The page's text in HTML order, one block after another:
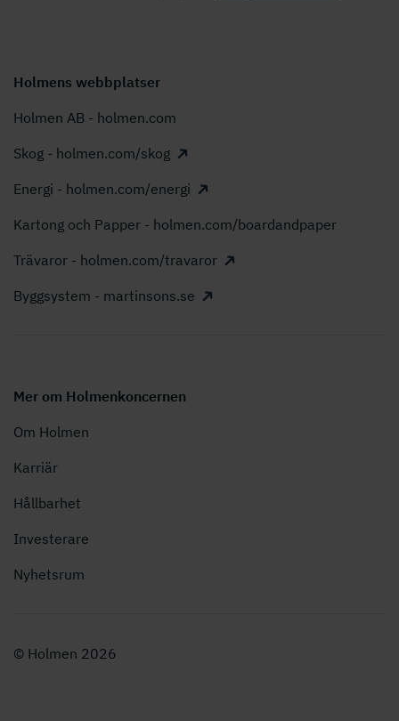
Holmens webbplatser
Holmen AB - holmen.com
Skog - holmen.com/skog
Energi - holmen.com/energi
Kartong och Papper - holmen.com/boardandpaper
Trävaror - holmen.com/travaror
Byggsystem - martinsons.se
Mer om Holmenkoncernen
Om Holmen
Karriär
Hållbarhet
Investerare
Nyhetsrum
© Holmen 2026